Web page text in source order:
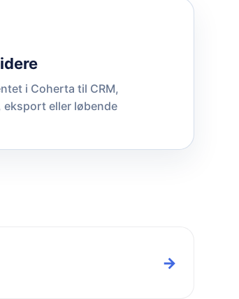
i Coherta til CRM,
eksport eller løbende
→